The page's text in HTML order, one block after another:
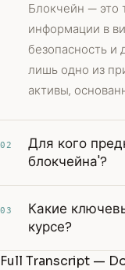
Блокчейн — это
информации в
безопасность и
лишь одно из
активы,
02
Для кого
блокчейна'?
03
Какие
курсе?
Full Transcript —